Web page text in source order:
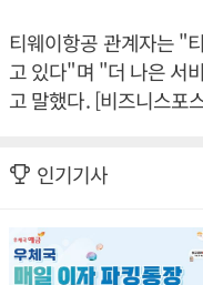
티웨이항공 관계자는 "
고 있다"며 "더 나은 서
고 말했다. [비즈니스포
인기기사